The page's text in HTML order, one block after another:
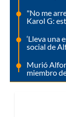
"No me
Karol G:
‘Lleva una
social de
Murió
miembro